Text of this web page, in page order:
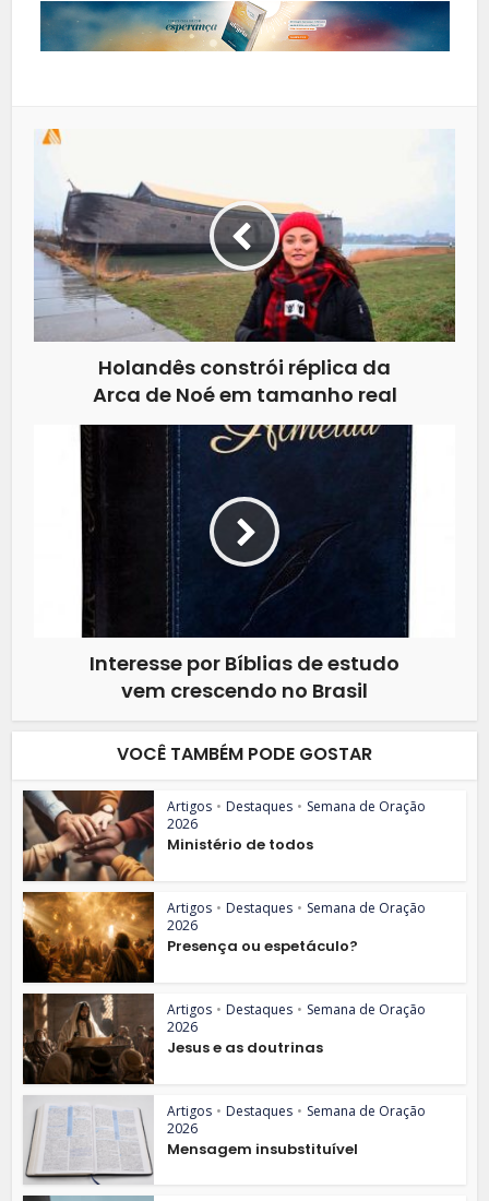
Holandês constrói réplica da
Arca de Noé em tamanho real
Interesse por Bíblias de estudo
vem crescendo no Brasil
VOCÊ TAMBÉM PODE GOSTAR
Artigos • Destaques • Semana de Oração
2026
Ministério de todos
Artigos • Destaques • Semana de Oração
2026
Presença ou espetáculo?
Artigos • Destaques • Semana de Oração
2026
Jesus e as doutrinas
Artigos • Destaques • Semana de Oração
2026
Mensagem insubstituível